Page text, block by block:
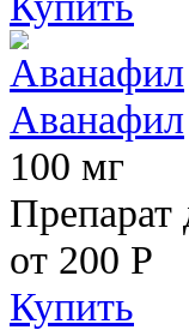
Аванафил
100 мг
Препарат
от 200 Р
Купить